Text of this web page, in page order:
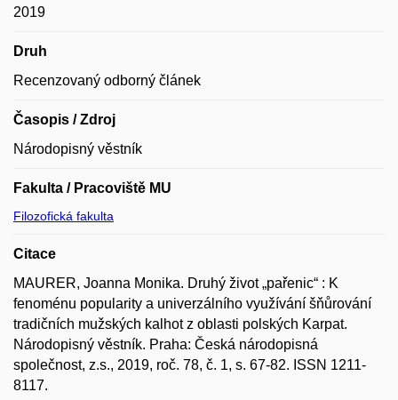
2019
Druh
Recenzovaný odborný článek
Časopis / Zdroj
Národopisný věstník
Fakulta / Pracoviště MU
Filozofická fakulta
Citace
MAURER, Joanna Monika. Druhý život „pařenic“ : K
fenoménu popularity a univerzálního využívání šňůrování
tradičních mužských kalhot z oblasti polských Karpat.
Národopisný věstník. Praha: Česká národopisná
společnost, z.s., 2019, roč. 78, č. 1, s. 67-82. ISSN 1211-
8117.